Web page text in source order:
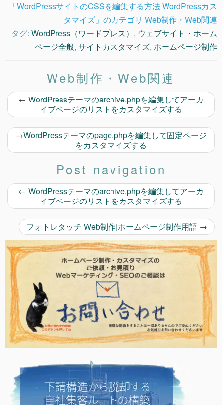
「WordPressサイトのCSSを編集する方法 WordPressカス
タマイズ」のカテゴリ Web制作・Web関連
タグ: WordPress（ワードプレス） , ウェブサイト・ホーム
ページ全般, サイトカスタマイズ, ホームページ制作
Web制作・Web関連
← WordPressテーマのarchive.phpを編集してアーカ
イブページのリストをカスタマイズする
→WordPressテーマのpage.phpを編集して固定ページ
をカスタマイズする
Post navigation
← WordPressテーマのarchive.phpを編集してアーカ
イブページのリストをカスタマイズする
フォトレタッチ Web制作|ホームページ制作用語 →